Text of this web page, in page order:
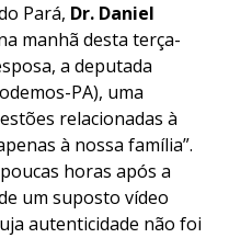
Pará, Dr. Daniel
manhã desta terça-
a deputada
PA), uma
relacionadas à
à nossa família”.
horas após a
um suposto vídeo
autenticidade não foi